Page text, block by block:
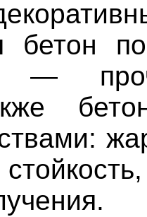
бетон
—